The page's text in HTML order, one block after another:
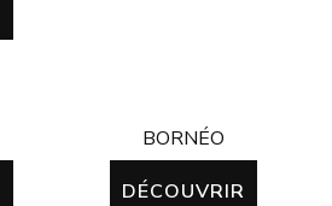
BORNÉO
DÉCOUVRIR